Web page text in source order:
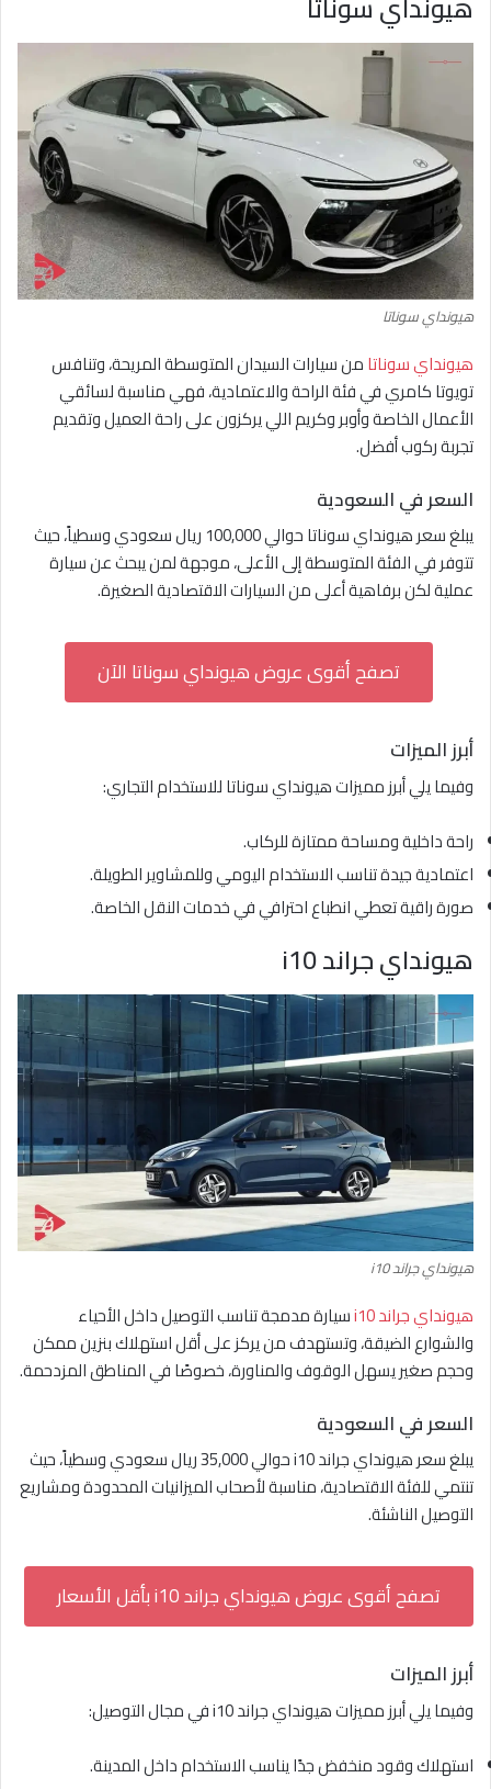
هيونداي سوناتا
هيونداي سوناتامن سيارات السيدان المتوسطة المريحة، وتنافس
تويوتا كامري في فئة الراحة والاعتمادية، فهي مناسبة لسائقي
الأعمال الخاصة وأوبر وكريم اللي يركزون على راحة العميل وتقديم
تجربة ركوب أفضل.
السعر في السعودية
يبلغ سعر هيونداي سوناتا حوالي 100,000 ريال سعودي وسطياً، حيث
تتوفر في الفئة المتوسطة إلى الأعلى، موجهة لمن يبحث عن سيارة
عملية لكن برفاهية أعلى من السيارات الاقتصادية الصغيرة.
تصفح أقوى عروض هيونداي سوناتا الآن
أبرز الميزات
وفيما يلي أبرز مميزات هيونداي سوناتا للاستخدام التجاري:
راحة داخلية ومساحة ممتازة للركاب.
اعتمادية جيدة تناسب الاستخدام اليومي وللمشاوير الطويلة.
صورة راقية تعطي انطباع احترافي في خدمات النقل الخاصة.
هيونداي جراند i10
هيونداي جراند i10
هيونداي جراند i10
سيارة مدمجة تناسب التوصيل داخل الأحياء
والشوارع الضيقة، وتستهدف من يركز على أقل استهلاك بنزين ممكن
وحجم صغير يسهل الوقوف والمناورة، خصوصًا في المناطق المزدحمة.
السعر في السعودية
يبلغ سعر هيونداي جراند i10 حوالي 35,000 ريال سعودي وسطياً، حيث
تنتمي للفئة الاقتصادية، مناسبة لأصحاب الميزانيات المحدودة ومشاريع
التوصيل الناشئة.
تصفح أقوى عروض هيونداي جراند i10 بأقل الأسعار
أبرز الميزات
وفيما يلي أبرز مميزات هيونداي جراند i10 في مجال التوصيل:
استهلاك وقود منخفض جدًا يناسب الاستخدام داخل المدينة.